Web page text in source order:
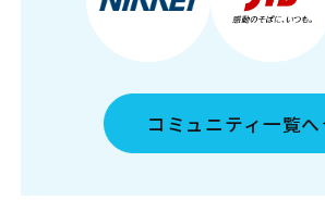
コミュニティ一覧へ